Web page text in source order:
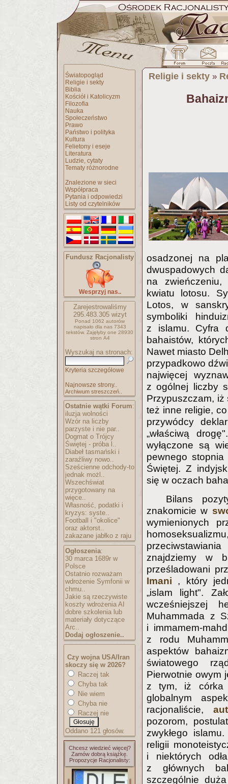
Światopogląd
Religie i sekty
Biblia
Kościół i Katolicyzm
Filozofia
Nauka
Społeczeństwo
Prawo
Państwo i polityka
Kultura
Felietony i eseje
Literatura
Ludzie, cytaty
Tematy różnorodne
Znalezione w sieci
Współpraca
Pytania i odpowiedzi
Listy od czytelników
Fundusz Racjonalisty
Wesprzyj nas..
Zarejestrowaliśmy
295.483.305wizyt
Ponad 1062 autorów
napisało dla nas 7343
tekstów. Zajęłyby one 28930
stron A4
Wyszukaj na stronach:
Kryteria szczegółowe
Najnowsze strony..
Archiwum streszczeń..
Ostatnie wątki Forum:
iluzja wolności
Wzór na liczby
parzyste i nie par..
Dogmat o Trójcy
Świętej - próba l..
Diabeł tasmański i
zaraźliwy nowo..
Sześcienne odchody-to
jednak możl..
Wszechświat
przygotowany na
więce..
Własność, podatki i
kryzys: syste..
Football i "okolice"
oraz aktorst..
zakazane jabłko z raju
Ogłoszenia:
30 marca 1689r w
Polsce
Ostatnio rozważam
wdrożenie Symfonii w
chmu..
Jakie są rzeczywiste
koszty wdrożenia AI
dobre szkolenia lub
materiały dotyczące
Arc..
Dodaj ogłoszenie..
Czy wojna USA/Iran
skoczy się w 2026?
Raczej tak
Chyba tak
Nie wiem
Chyba nie
Raczej nie
Oddano 121 głosów.
Chcesz wiedzieć więcej?
Zamów dobrą książkę.
Propozycje Racjonalisty:
Religie i sekty »
osadzonej na
dwuspadowych
na
kwiatu lotosu.
Lotos, w
symboliki
z islamu. Cyfra
bahaistów,
Nawet miasto
przypadkowo
najwięcej
z ogólnej liczby
Przypuszczam,
też inne religie,
przywódcy
„właściwą
wyłączone są
pewnego
Świętej. Z
się w oczach
Bilans
znakomicie w
wymienionych
znajdziemy w
prześladowani
Imani , który
„islam light".
wcześniejszej
Muhammada z
i immamem-
z rodu
aspektów
światowego
Pierwotnie owym
z tym, iż córka
globalnym
racjonaliście,
pozorom,
zwykłego
religii
i niektórych
z głównych
szczególnie